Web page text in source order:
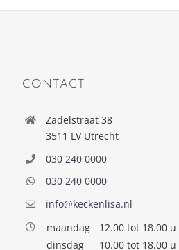
CONTACT
Zadelstraat 38
3511 LV Utrecht
030 240 0000
030 240 0000
info@keckenlisa.nl
maandag
12.00 tot 18.00 u
dinsdag
10.00 tot 18.00 u